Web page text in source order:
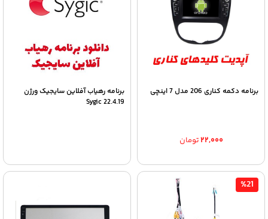
برنامه دکمه کناری 206 مدل 7 اینچی
۲۲,۰۰۰تومان
برنامه رهیاب آفلاین سایجیک ورژن
Sygic 22.4.19
%21